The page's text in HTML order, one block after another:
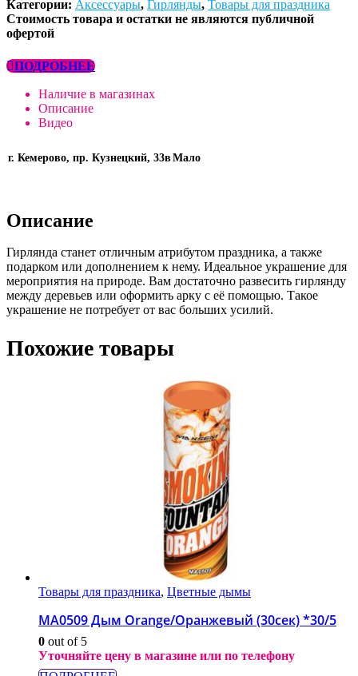
Категории: Аксессуары, Гирлянды, Товары для праздника
Стоимость товара и остатки не являются публичной
офертой
ПОДРОБНЕЕ
Наличие в магазинах
Описание
Видео
г. Кемерово, пр. Кузнецкий, 33в Мало
Описание
Гирлянда станет отличным атрибутом праздника, а также
подарком или дополнением к нему. Идеальное украшение для
мероприятия на природе. Вам достаточно развесить гирлянду
между деревьев или оформить арку с её помощью. Такое
украшение не потребует от вас больших усилий.
Похожие товары
Товары для праздника, Цветные дымы
МА0509 Дым Orange/Оранжевый (30сек) *30/5
0 out of 5
Уточняйте цену в магазине или по телефону